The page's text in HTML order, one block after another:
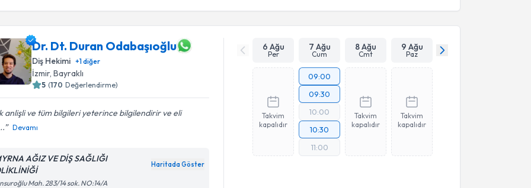
Dr. Dt. Duran Odabaşıoğlu
Diş Hekimi +1diğer
İzmir,Bayraklı
5 (170 Değerlendirme)
anlişli ve tüm bilgileri yeterince bilgilendirir ve eli
Devamı
AĞIZ VE DİŞ SAĞLIĞI
Haritada Göster
Mah. 283/14 sok. NO:14/A
6 Ağu
Per
7 Ağu
Cum
8 Ağu
Cmt
9 Ağu
Paz
Takvim
kapalıdır
09:00
09:30
10:00
10:30
11:00
Takvim
kapalıdır
Takvim
kapalıdır